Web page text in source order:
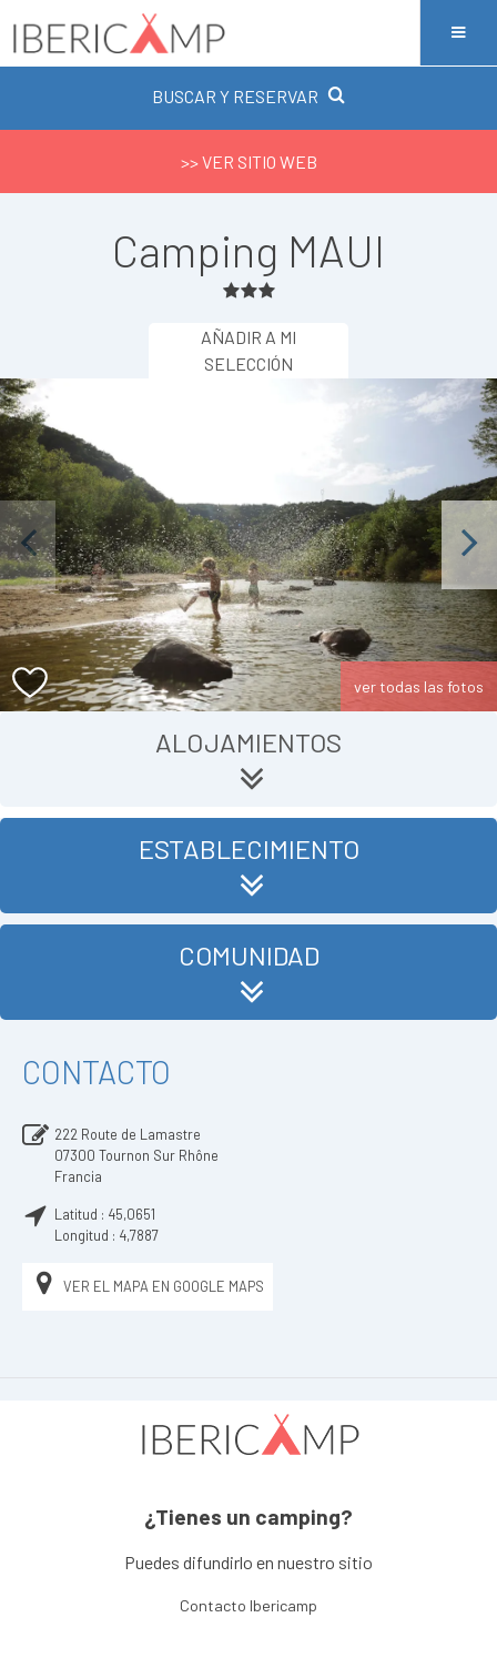
BUSCAR Y RESERVAR
>> VER SITIO WEB
Camping MAUI
AÑADIR A MI
SELECCIÓN
Next
ver todas las fotos
ALOJAMIENTOS
ESTABLECIMIENTO
COMUNIDAD
CONTACTO
222 Route de Lamastre
07300 Tournon Sur Rhône
Francia
Latitud : 45,0651
Longitud : 4,7887
VER EL MAPA EN GOOGLE MAPS
¿Tienes un camping?
Puedes difundirlo en nuestro sitio
Contacto Ibericamp